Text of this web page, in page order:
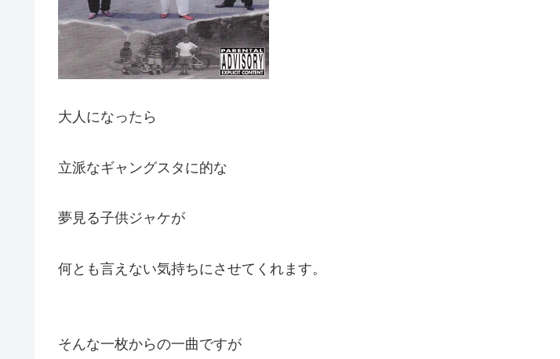
大人になったら
立派なギャングスタに的な
夢見る子供ジャケが
何とも言えない気持ちにさせてくれます。
そんな一枚からの一曲ですが